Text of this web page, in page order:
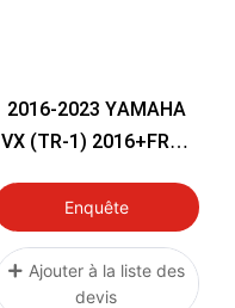
2016-2023 YAMAHA
VX (TR-1) 2016+FREE
YAMAHA-22
Enquête
Ajouter à la liste des
devis